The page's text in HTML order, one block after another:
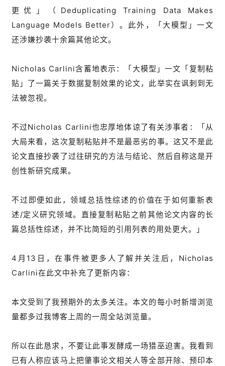
更优」（Deduplicating Training Data Makes
Language Models Better）。此外，「大模型」一文
还涉嫌抄袭十余篇其他论文。
Nicholas Carlini含蓄地表示：「大模型」一文「复制粘
贴」了一篇关于数据复制效果的论文，此举实在讽刺到无
法被忽视。
不过Nicholas Carlini也忠厚地体谅了有关涉事者：「从
大局来看，这次复制粘贴并不是最恶劣的事。这又不是此
论文直接抄袭了过往研究的方法与结论、然后自称这是开
创性新研究成果。
不过即便如此，领域总括性综述的价值在于如何重新表
述/定义研究领域。直接复制粘贴之前其他论文内容的长
篇总括性综述，并不比简短的引用列表的用处更大。」
4月13日，在事件被更多人了解并关注后，Nicholas
Carlini在此文中补充了更新内容：
本文受到了我预期外的太多关注。本文的每小时新增浏览
量都多过我博客上周的一周全站浏览量。
所以在此恳求，不要让此事发酵成一场猎巫迫害。我看到
已有人称应该马上把肇事论文相关人等全部开除、预印本